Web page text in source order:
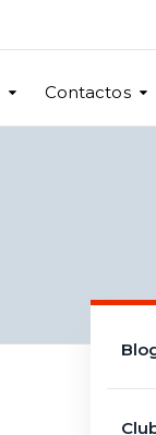
Contactos